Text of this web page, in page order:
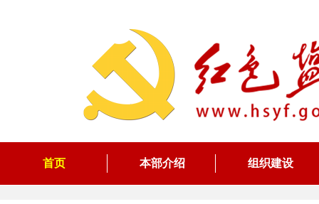
首页 本部介绍 组织建设